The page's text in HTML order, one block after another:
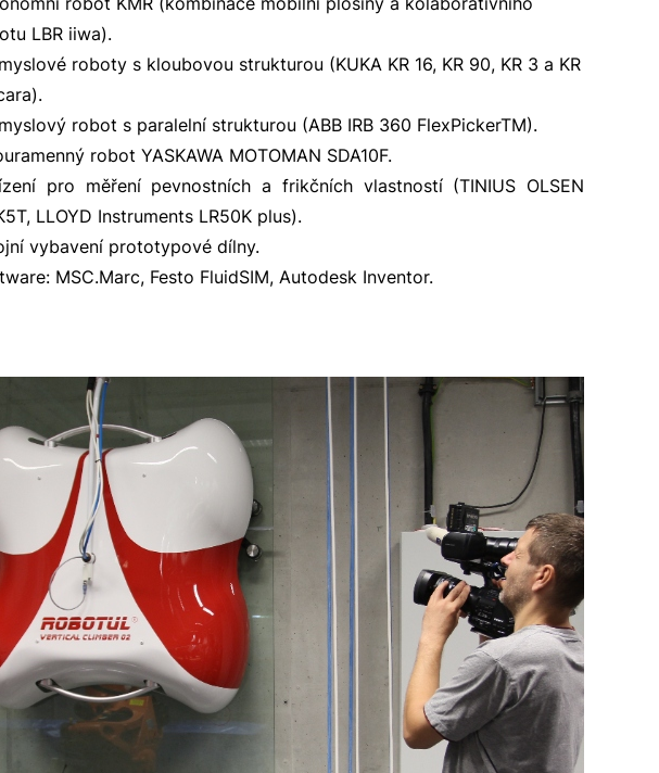
a dynamických modelů mechatronických soustav.
LBR iiwa).
roboty s kloubovou strukturou (KUKA KR 16, KR 90, KR 3 a KR
robot s paralelní strukturou (ABB IRB 360 FlexPickerTM).
robot YASKAWA MOTOMAN SDA10F.
pro měření pevnostních a frikčních vlastností (TINIUS OLSEN
LLOYD Instruments LR50K plus).
vybavení prototypové dílny.
MSC.Marc, Festo FluidSIM, Autodesk Inventor.